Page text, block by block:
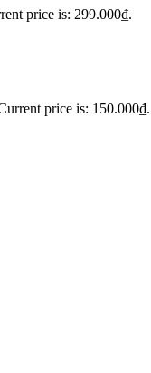
price is: 299.000₫.
price is: 150.000₫.